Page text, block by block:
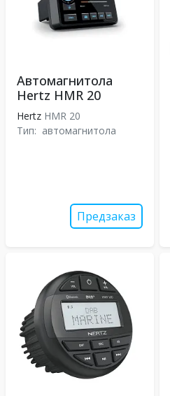
Автомагнитола
Hertz HMR 20
Hertz HMR 20
Тип: автомагнитола
Предзаказ